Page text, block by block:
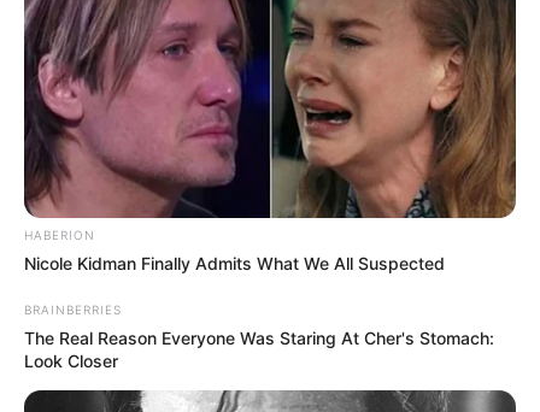
is jogosultak lehetnek az ingyenes tüzelőanyagra,
különösen akkor, ha a rendkívüli időjárás indokolja
az azonnali segítséget.
A program kifejezetten a rászorulók, köztük
sok nyugdíjas támogatását célozza, akik számára a
téli fűtés gyakran választás kérdése a megélhetési
költségek között.
Meddig tart az ingyenes tűzifaosztás?
A rendelet szerint az intézkedés a rendkívüli
HABERION
Nicole Kidman Finally Admits What We All Suspected
BRAINBERRIES
The Real Reason Everyone Was Staring At Cher's Stomach:
Look Closer